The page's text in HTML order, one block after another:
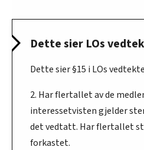
Dette sier LOs
Dette sier §15 i LOs
2. Har flertallet av de
interessetvisten gjelder
det vedtatt. Har flertallet
forkastet.